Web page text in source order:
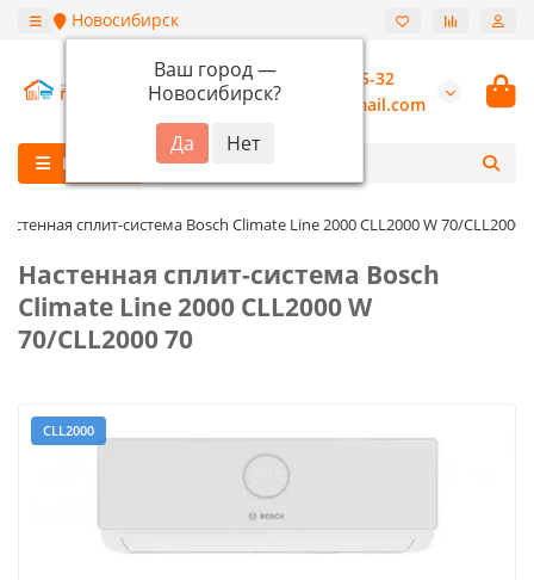
Новосибирск
Ваш город —
Новосибирск?
+7 (913) 987-55-32
burannsk@gmail.com
Каталог
сплит-система Bosch Climate Line 2000 CLL2000 W 70/CLL2000
Настенная сплит-система Bosch
Climate Line 2000 CLL2000 W
70/CLL2000 70
CLL2000